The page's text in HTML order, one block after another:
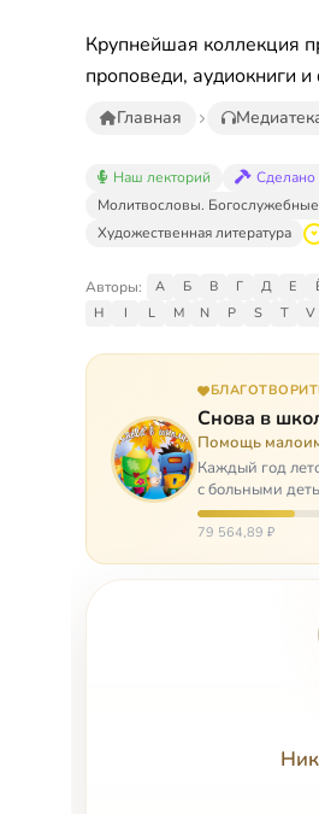
Крупнейшая коллекция
проповеди, аудиокниги
Главная
Наш лекторий
Молитвословы. Богослужебные
Художественная литература
Авторы: А Б В Г Д Е
H
I L M N P S T V
Снова в
Помощь
Каждый год
с больными
них покуп…
79 564,89 ₽